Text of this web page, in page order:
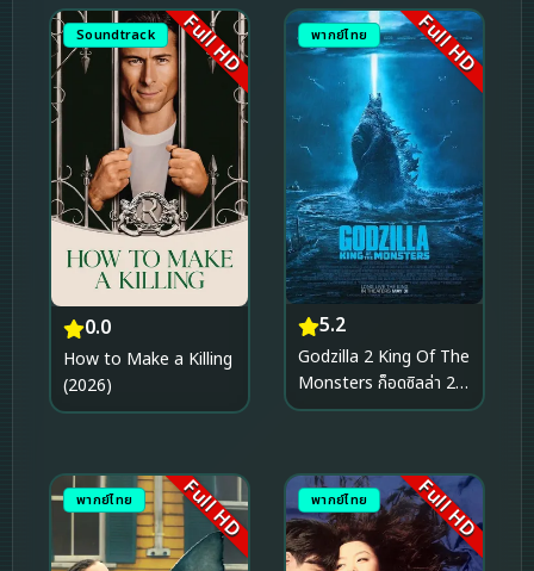
Soundtrack Full HD
0.0
How to Make a Killing
(2026)
พากย์ไทย Full HD
5.2
Godzilla 2 King Of The
Monsters ก็อดซิลล่า 2
ราชันแห่งมอนสเตอร์
พากย์ไทย Full HD พากย์ไทย Full HD